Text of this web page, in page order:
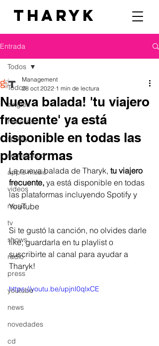
THARYK
Entrada
Todos
singles
releases
spotify
soundcloud
apple music
videos
music
tv
shows
radio
press
youtube
news
novedades
cd
Todos
Nueva balada! 'tu viajero
frecuente' ya está
disponible en todas las
plataformas
Management
28 oct 2022 1 min de lectura
La nueva balada de Tharyk, tu viajero
frecuente, ya está disponible en todas
las plataformas incluyendo Spotify y
YouTube
Si te gustó la canción, no olvides darle
like, guardarla en tu playlist o
suscribirte al canal para ayudar a
Tharyk!
https://youtu.be/upjnI0qlxCE